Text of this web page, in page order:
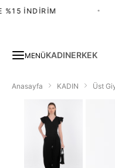
İNDIRIM
MENÜKADINERKEK
Anasayfa KADIN Üst